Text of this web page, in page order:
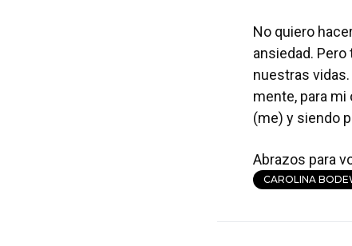
No quiero
ansiedad.
nuestras
mente, para
(me) y siendo
Abrazos para
CAROLINA